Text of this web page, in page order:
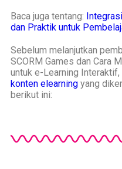
Baca juga tentang:
dan Praktik untuk
Sebelum melanjutkan
SCORM Games dan Cara
untuk e-Learning
konten elearning yang
berikut ini: